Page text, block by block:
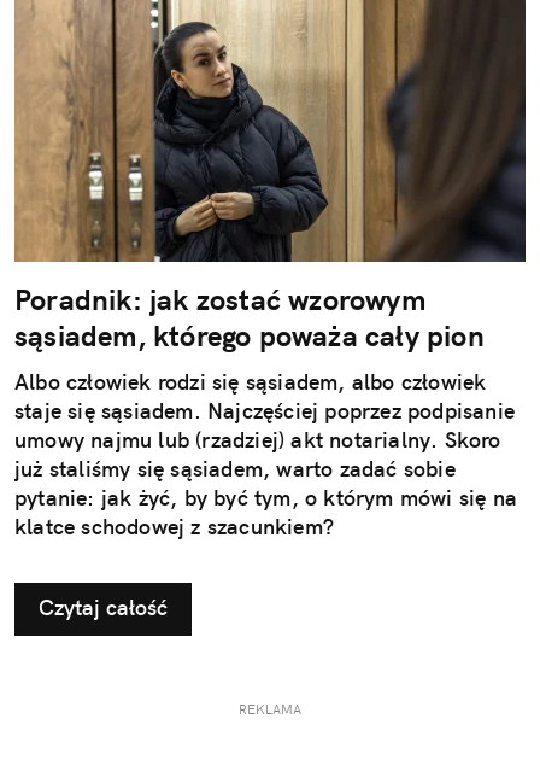
Poradnik: jak zostać wzorowym
sąsiadem, którego poważa cały pion
Albo człowiek rodzi się sąsiadem, albo człowiek
staje się sąsiadem. Najczęściej poprzez podpisanie
umowy najmu lub (rzadziej) akt notarialny. Skoro
już staliśmy się sąsiadem, warto zadać sobie
pytanie: jak żyć, by być tym, o którym mówi się na
klatce schodowej z szacunkiem?
Czytaj całość
REKLAMA